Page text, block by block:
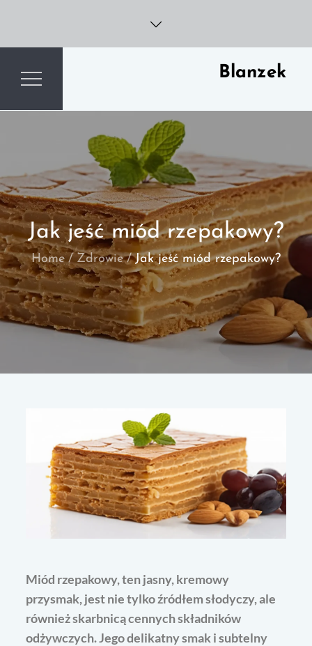
content
Blanzek
Jak jeść miód rzepakowy?
Home Zdrowie Jak jeść miód rzepakowy?
Miód rzepakowy, ten jasny, kremowy
przysmak, jest nie tylko źródłem słodyczy, ale
również skarbnicą cennych składników
odżywczych. Jego delikatny smak i subtelny